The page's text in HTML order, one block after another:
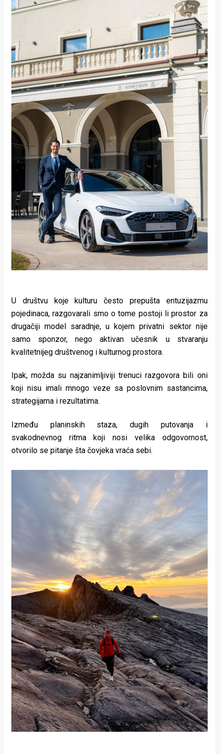
U društvu koje kulturu često prepušta entuzijazmu
pojedinaca, razgovarali smo o tome postoji li prostor za
drugačiji model saradnje, u kojem privatni sektor nije
samo sponzor, nego aktivan učesnik u stvaranju
kvalitetnijeg društvenog i kulturnog prostora.
Ipak, možda su najzanimljiviji trenuci razgovora bili oni
koji nisu imali mnogo veze sa poslovnim sastancima,
strategijama i rezultatima.
Između planinskih staza, dugih putovanja i
svakodnevnog ritma koji nosi velika odgovornost,
otvorilo se pitanje šta čovjeka vraća sebi.